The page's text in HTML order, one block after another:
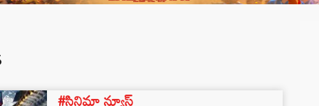
#సినిమా న్యూస్